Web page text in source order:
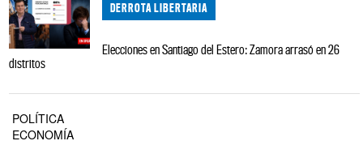
DERROTA LIBERTARIA
Elecciones en Santiago del Estero: Zamora arrasó en 26
distritos
POLÍTICA
ECONOMÍA